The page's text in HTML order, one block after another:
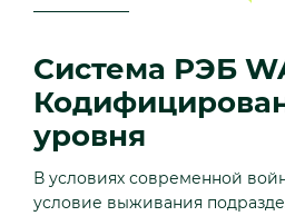
Система РЭБ
уровня
В условиях современной
условие выживания